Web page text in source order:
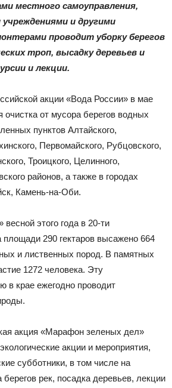
Тюменцевский
местного самоуправления,
и другими
проводит уборку берегов
троп, высадку деревьев и
и лекции.
акции «Вода России» в мае
очистка от мусора берегов водных
пунктов Алтайского,
Первомайского, Рубцовского,
Троицкого, Целинного,
районов, а также в городах
Камень-на-Оби.
этого года в 20-ти
площади 290 гектаров высажено 664
и лиственных пород. В памятных
1272 человека. Эту
в крае ежегодно проводит
акция «Марафон зеленых дел»
акции и мероприятия,
субботники, в том числе на
берегов рек, посадка деревьев, лекции